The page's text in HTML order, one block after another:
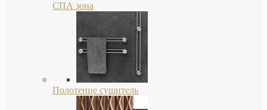
СПА зона
Полотенце сушитель